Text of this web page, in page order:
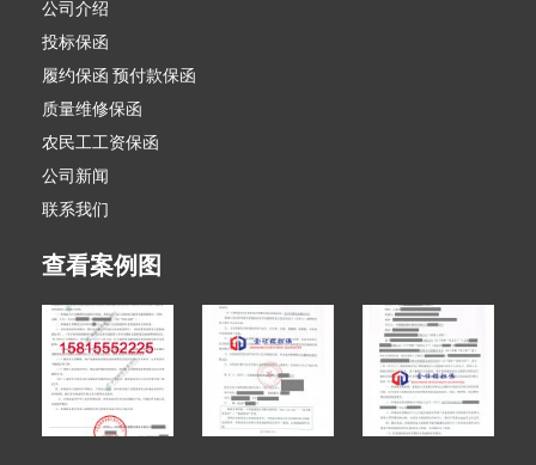
公司介绍
投标保函
履约保函 预付款保函
质量维修保函
农民工工资保函
公司新闻
联系我们
查看案例图